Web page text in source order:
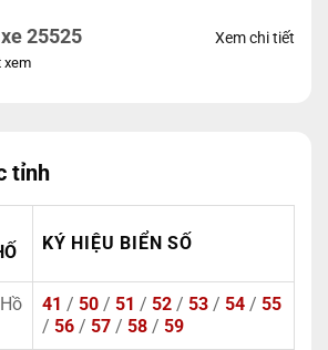
25525
xem
Xem chi tiết
tỉnh
KÝ HIỆU BIỂN SỐ
41 / 50 / 51 / 52 / 53 / 54 / 55
/ 56 / 57 / 58 / 59